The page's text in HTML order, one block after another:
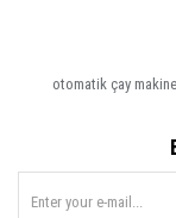
otomatik çay